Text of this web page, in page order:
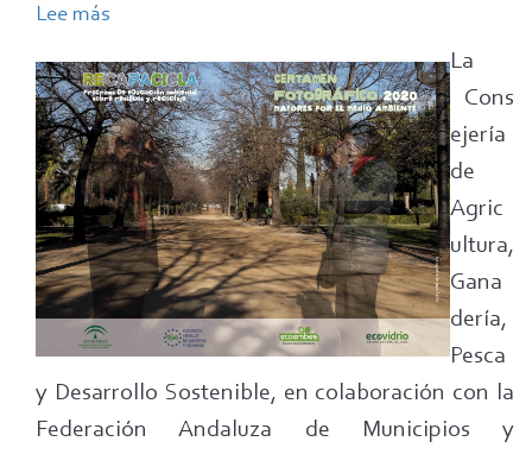
Lee más
el
plazo
para
presentar
obras
al
VII
Certamen
Fotográfico
"Mayores
La
Cons
ejería
de
Agric
ultura,
Gana
dería,
Pesca
y Desarrollo Sostenible, en colaboración con la
Federación Andaluza de Municipios y